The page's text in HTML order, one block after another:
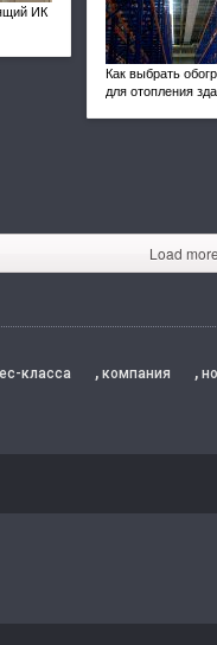
ИК
Как выбрать
для отопления
Load
класса , компания ,